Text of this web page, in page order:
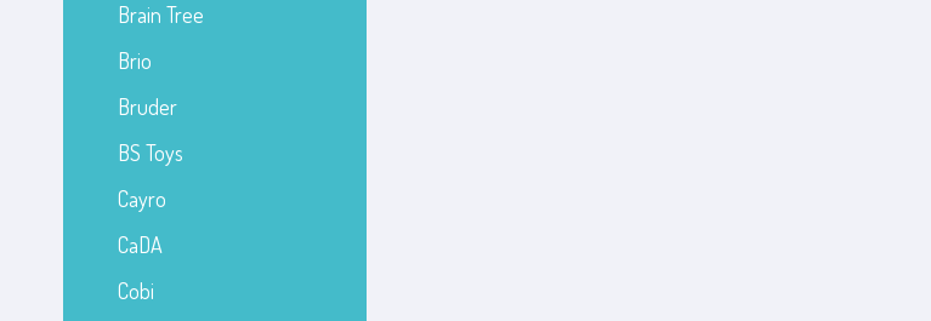
Brain Tree
Brio
Bruder
BS Toys
Cayro
CaDA
Cobi